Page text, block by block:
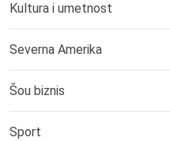
Kultura i umetnost
Severna Amerika
Šou biznis
Sport